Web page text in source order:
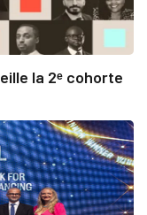
la 2ᵉ cohorte